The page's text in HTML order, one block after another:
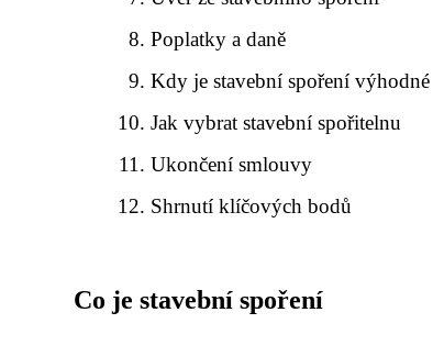
Poplatky a daně
Kdy je stavební spoření výhodné
Jak vybrat stavební spořitelnu
Ukončení smlouvy
Shrnutí klíčových bodů
Co je stavební spoření